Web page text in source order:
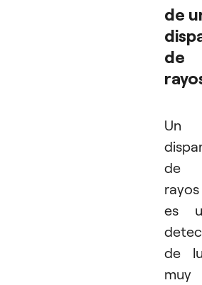
de
de
Un
de
rayos
es
de
muy